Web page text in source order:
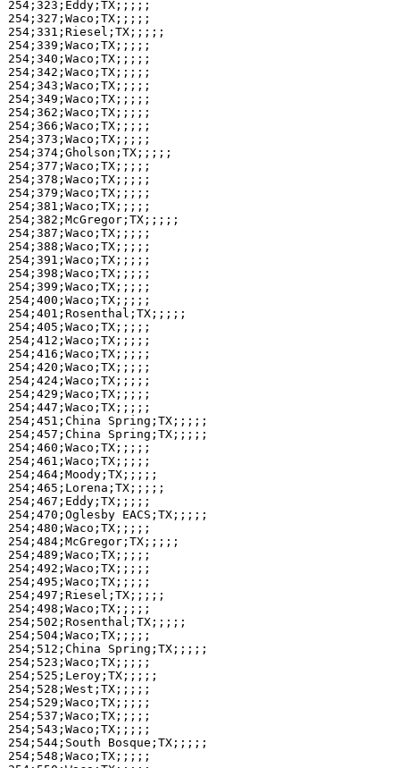
254;323;Eddy;TX;;;;;
254;327;Waco;TX;;;;;
254;331;Riesel;TX;;;;;
254;339;Waco;TX;;;;;
254;340;Waco;TX;;;;;
254;342;Waco;TX;;;;;
254;343;Waco;TX;;;;;
254;349;Waco;TX;;;;;
254;362;Waco;TX;;;;;
254;366;Waco;TX;;;;;
254;373;Waco;TX;;;;;
254;374;Gholson;TX;;;;;
254;377;Waco;TX;;;;;
254;378;Waco;TX;;;;;
254;379;Waco;TX;;;;;
254;381;Waco;TX;;;;;
254;382;McGregor;TX;;;;;
254;387;Waco;TX;;;;;
254;388;Waco;TX;;;;;
254;391;Waco;TX;;;;;
254;398;Waco;TX;;;;;
254;399;Waco;TX;;;;;
254;400;Waco;TX;;;;;
254;401;Rosenthal;TX;;;;;
254;405;Waco;TX;;;;;
254;412;Waco;TX;;;;;
254;416;Waco;TX;;;;;
254;420;Waco;TX;;;;;
254;424;Waco;TX;;;;;
254;429;Waco;TX;;;;;
254;447;Waco;TX;;;;;
254;451;China Spring;TX;;;;;
254;457;China Spring;TX;;;;;
254;460;Waco;TX;;;;;
254;461;Waco;TX;;;;;
254;464;Moody;TX;;;;;
254;465;Lorena;TX;;;;;
254;467;Eddy;TX;;;;;
254;470;Oglesby EACS;TX;;;;;
254;480;Waco;TX;;;;;
254;484;McGregor;TX;;;;;
254;489;Waco;TX;;;;;
254;492;Waco;TX;;;;;
254;495;Waco;TX;;;;;
254;497;Riesel;TX;;;;;
254;498;Waco;TX;;;;;
254;502;Rosenthal;TX;;;;;
254;504;Waco;TX;;;;;
254;512;China Spring;TX;;;;;
254;523;Waco;TX;;;;;
254;525;Leroy;TX;;;;;
254;528;West;TX;;;;;
254;529;Waco;TX;;;;;
254;537;Waco;TX;;;;;
254;543;Waco;TX;;;;;
254;544;South Bosque;TX;;;;;
254;548;Waco;TX;;;;;